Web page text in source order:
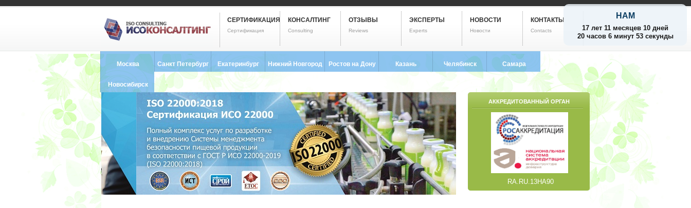
НАМ
17 лет 11 месяцев 10 дней
20 часов 6 минут 53 секунды
СЕРТИФИКАЦИЯ
Сертификация
КОНСАЛТИНГ
Consulting
ОТЗЫВЫ
Reviews
ЭКСПЕРТЫ
Experts
НОВОСТИ
Новости
КОНТАКТЫ
Contacts
Москва Санкт Петербург
8 (812) 748-2493
Екатеринбург
8 (343) 237-2593
Нижний Новгород Ростов на Дону Казань Челябинск
8 (351) 799-5752
Самара
8 (846) 212-9733
Новосибирск
8 (383) 227-8449 АККРЕДИТОВАННЫЙ ОРГАН
RA.RU.13НА90